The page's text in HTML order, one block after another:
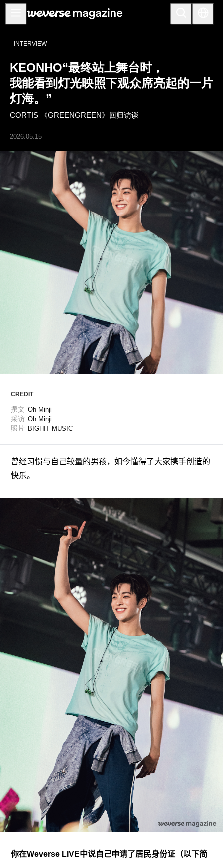
公告事项
FEATURE
INTERVIEW
REVIEW
THE
PLAYLIST
INTERVIEW
KEONHO“最终站上舞台时，
我能看到灯光映照下观众席亮起的一片
灯海。”
CORTIS 《GREENGREEN》回归访谈
2026.05.15
CREDIT
撰文 Oh Minji
采访 Oh Minji
照片 BIGHIT MUSIC
曾经习惯与自己较量的男孩，如今懂得了大家携手创造的
快乐。
你在Weverse LIVE中说自己申请了居民身份证（以下简